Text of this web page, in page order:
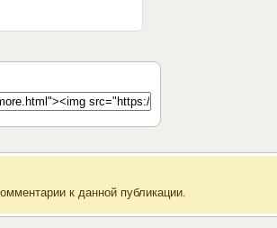
к данной публикации.